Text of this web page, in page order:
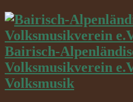
Bairisch-
Volksmusikverein
Volksmusik